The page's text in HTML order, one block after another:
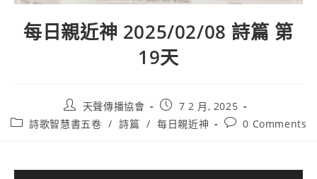
每日親近神 2025/02/08 詩篇 第
19天
天聲傳播協會
7 2 月, 2025
詩歌智慧書五卷 / 詩篇 / 每日親近神 0 Comments